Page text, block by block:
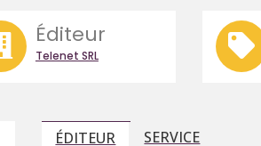
Éditeur
Telenet SRL
ÉDITEUR SERVICE